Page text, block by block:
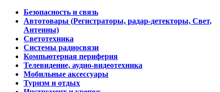
Безопасность и связь
Автотовары (Регистраторы, радар-детекторы, Свет,
Антенны)
Светотехника
Системы радиосвязи
Компьютерная периферия
Телевидение, аудио-видеотехника
Мобильные аксессуары
Туризм и отдых